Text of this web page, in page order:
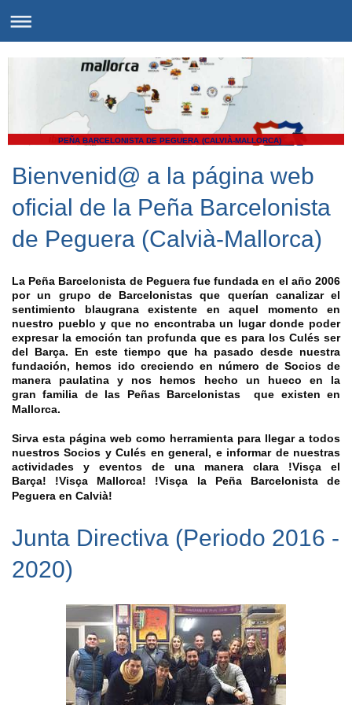
PEÑA BARCELONISTA DE PEGUERA (CALVIÀ-MALLORCA)
Bienvenid@ a la página web
oficial de la Peña Barcelonista
de Peguera (Calvià-Mallorca)
La Peña Barcelonista de Peguera fue fundada en el año 2006
por un grupo de Barcelonistas que querían canalizar el
sentimiento blaugrana existente en aquel momento en
nuestro pueblo y que no encontraba un lugar donde poder
expresar la emoción tan profunda que es para los Culés ser
del Barça. En este tiempo que ha pasado desde nuestra
fundación, hemos ido creciendo en número de Socios de
manera paulatina y nos hemos hecho un hueco en la
granfamilia de las Peñas Barcelonistas que existen en
Mallorca.
Sirva esta página web como herramienta para llegar a todos
nuestros Socios y Culés en general, e informar de nuestras
actividades y eventos de una manera clara !Visça el
Barça! !Visça Mallorca! !Visça la Peña Barcelonista de
Peguera en Calvià!
Junta Directiva (Periodo 2016 -
2020)